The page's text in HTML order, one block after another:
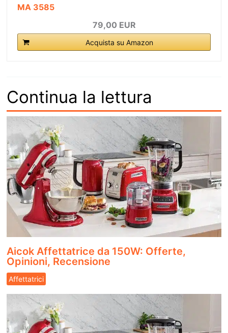
MA 3585
79,00 EUR
Acquista su Amazon
Continua la lettura
Aicok Affettatrice da 150W: Offerte,
Opinioni, Recensione
Affettatrici